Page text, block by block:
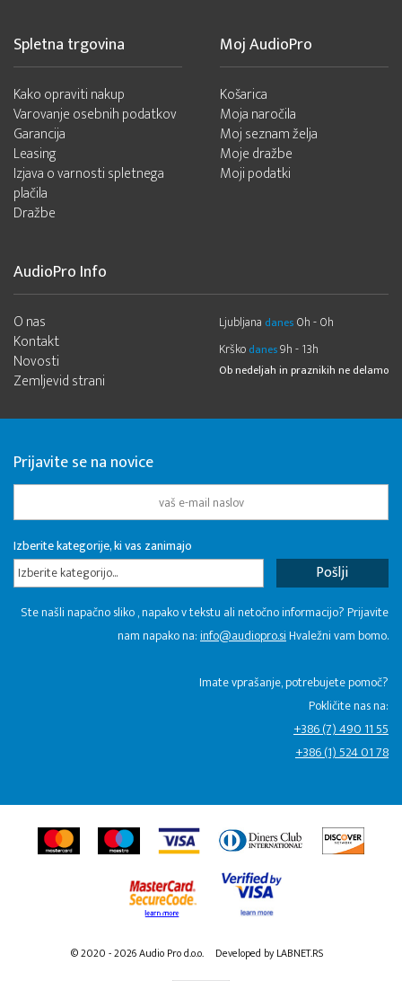
Spletna trgovina
Kako opraviti nakup
Varovanje osebnih podatkov
Garancija
Leasing
Izjava o varnosti spletnega
plačila
Dražbe
Moj AudioPro
Košarica
Moja naročila
Moj seznam želja
Moje dražbe
Moji podatki
AudioPro Info
O nas
Kontakt
Novosti
Zemljevid strani
Ljubljana danes 0h - 0h
Krško danes9h - 13h
Ob nedeljah in praznikih ne delamo
Prijavite se na novice
Izberite kategorije, ki vas zanimajo
Izberite kategorijo...
Ste našli napačno sliko , napako v tekstu ali netočno informacijo? Prijavite
nam napako na:info@audiopro.siHvaležni vam bomo.
Imate vprašanje, potrebujete pomoč?
Pokličite nas na:
+386 (7) 490 11 55
+386 (1) 524 01 78
© 2020 - 2026 Audio Pro d.o.o. Developed by LABNET.RS